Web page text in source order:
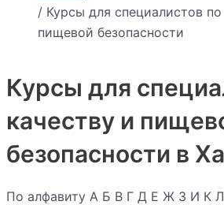
/ Курсы для специалистов по
пищевой безопасности
Курсы для
качеству и
безопасности в
По алфавиту А Б В Г Д Е Ж З И К Л